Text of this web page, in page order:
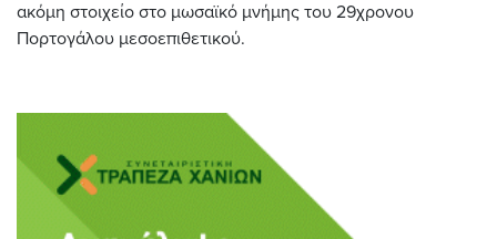
ακόμη στοιχείο στο μωσαϊκό μνήμης του 29χρονου
Πορτογάλου μεσοεπιθετικού.